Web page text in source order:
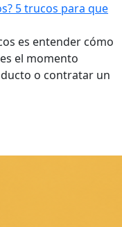
5 trucos para que
es entender cómo
el momento
o contratar un